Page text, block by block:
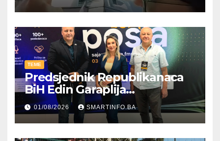
TEME
Predsjednik Republikanaca
BiH Edin Garaplija
prisustvovao prezentaciji
Federalnog sajma
zapošljavanja
01/08/2026 SMARTINFO.BA